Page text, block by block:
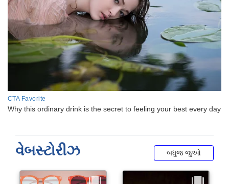
વેબસ્ટોરીઝ બધુજ જુઓ